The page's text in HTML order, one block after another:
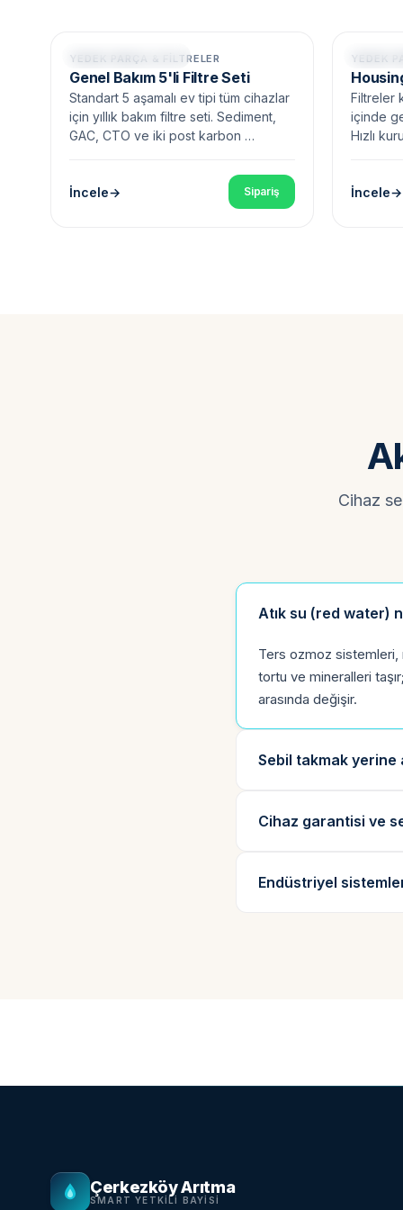
Yıllık Bakım • 5 Parça
YEDEK PARÇA & FILTRELER
Genel Bakım 5'li Filtre Seti
Standart 5 aşamalı ev tipi tüm cihazlar
için yıllık bakım filtre seti. Sediment,
GAC, CTO ve iki post karbon …
İncele Sipariş
Housing
YEDEK
Filtreler
içinde
Hızlı
İncele
Cihaz
Atık su (red water)
Ters ozmoz sistemleri,
tortu ve mineralleri
arasında değişir.
Sebil takmak yerine
Cihaz garantisi ve
Endüstriyel
Çerkezköy Arıtma
SMART YETKILI BAYISI